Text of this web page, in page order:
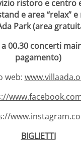
ristoro e centro
e area “relax”
Park (area
00.30 concerti
pagamento)
web:
BIGLIETTI